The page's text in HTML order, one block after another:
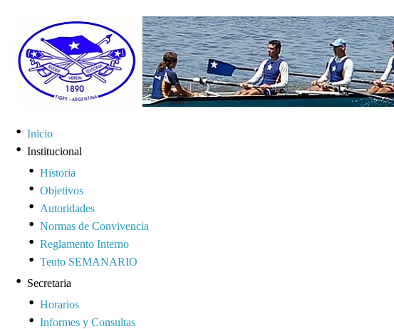
Inicio
Institucional
Historia
Objetivos
Autoridades
Normas de Convivencia
Reglamento Interno
Teuto SEMANARIO
Secretaria
Horarios
Informes y Consultas